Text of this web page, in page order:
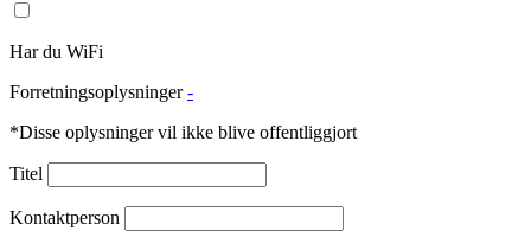
Har du WiFi
Forretningsoplysninger -
*Disse oplysninger vil ikke blive offentliggjort
Titel
Kontaktperson